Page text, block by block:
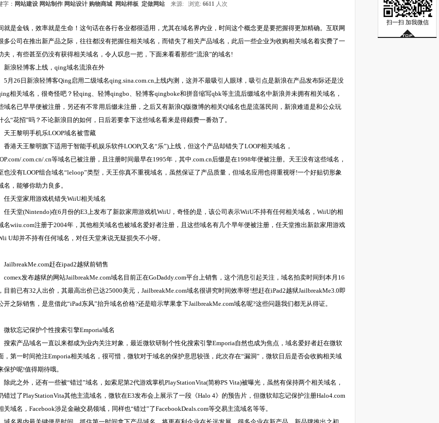
字： 网站建设 网站制作 网站设计 购物商城 网站样板 定做网站来源: 浏览: 6611人次
就是金钱，效率就是生命！这句话在各行各业都很适用，尤其在域名界内业，时间这个概念更是要把握得更加精确。互联网
多公司在推出新产品之际，往往都没有把握住相关域名，而错失了相关产品域名，此后一些企业为收购相关域名着实费了一
夫，有些甚至仍没有获得相关域名，令人叹息一把，下面来看看那些“流浪”的域名!
浪轻博客上线，qing域名流浪在外
26日新浪轻博客Qing启用二级域名qing.sina.com.cn上线内测，这并不最吸引人眼球，吸引点是新浪在产品发布际还是没
相关域名，很奇怪吧？轻qing、轻博qingbo、轻博客qingboke和拼音缩写qbk等主流后缀域名中新浪并未拥有相关域名，
域名已早早便被注册，另还有不常用后缀未注册，之后又有新浪Q版微博的相关Q域名也是流落民间，新浪难道是和公众玩
么“花招”吗？不论新浪目的如何，日后若要拿下这些域名看来是得颇费一番劲了。
王黎明手机乐LOOP域名被雪藏
天王黎明旗下适用于智能手机娱乐软件LOOP(又名“乐”)上线，但这个产品却错失了LOOP相关域名，
.com.cn/.cn等域名已被注册，且注册时间最早在1995年，其中.com.cn后缀是在1998年便被注册。天王没有这些域名，
也没有LOOP组合域名“leloop”类型，天王你真不重视域名，虽然保证了产品质量，但域名应用也得重视呀!一个好贴切形象
名，能够你助力良多。
天堂家用游戏机错失WiiU相关域名
堂(Nintendo)在6月份的E3上发布了新款家用游戏机WiiU，奇怪的是，该公司表示WiiU不持有任何相关域名，WiiU的相
名wiiu.com注册于2004年，其他相关域名也被域名爱好者注册，且这些域名有几个早年便被注册，任天堂推出新款家用游戏
U却并不持有任何域名，对任天堂来说无疑损失不小呀。
赶在ipad2越狱前销售
发布越狱的网站JailbreakMe.com域名目前正在GoDaddy.com平台上销售，这个消息引起关注，域名拍卖时间到本月16
目前已有32人出价，其最高出价已达25000美元，JailbreakMe.com域名很讲究时间效率呀!想赶在iPad2越狱JailbreakMe3.0即
开之际销售，是意借此“iPad东风”抬升域名价格?还是暗示苹果拿下JailbreakMe.com域名呢?这些问题我们都无从得证。
软忘记保护个性搜索引擎Emporia域名
产品域名一直以来都成为业内关注对象，最近微软研制个性化搜索引擎Emporia自然也成为焦点，域名爱好者赶在微软
，第一时间抢注Emporia相关域名，很可惜，微软对于域名的保护意思较强，此次存在“漏洞”，微软日后是否会收购相关域
保护呢!值得期待哦。
之外，还有一些被“错过”域名，如索尼第2代游戏掌机PlayStationVita(简称PS Vita)被曝光，虽然有保持两个相关域名，
错过了PlayStationVita其他主流域名，微软在E3发布会上展示了一段《Halo 4》的预告片，但微软却忘记保护注册Halo4.com
关域名，Facebook涉足金融交易领域，同样也“错过”了FacebookDeals.com等交易主流域名等等。
扫一扫 加我微信